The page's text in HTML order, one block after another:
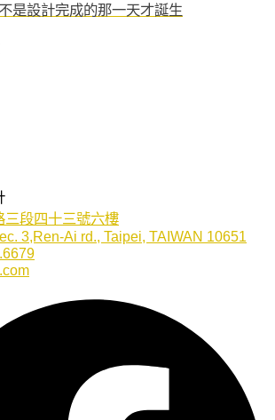
是設計完成的那一天才誕生
三段四十三號六樓
3,Ren-Ai rd., Taipei, TAIWAN 10651